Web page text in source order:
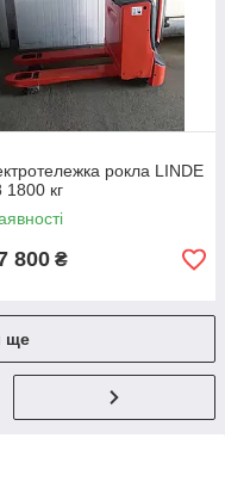
рокла LINDE
1800 кг
800 ₴
ще